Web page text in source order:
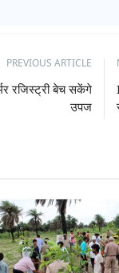
PREVIOUS ARTICLE
रजिस्ट्री बेच सकेंगे
उपज
हैं आप? नाबार्ड देगा
को बढ़ावा देने के लिए 750 करोड़